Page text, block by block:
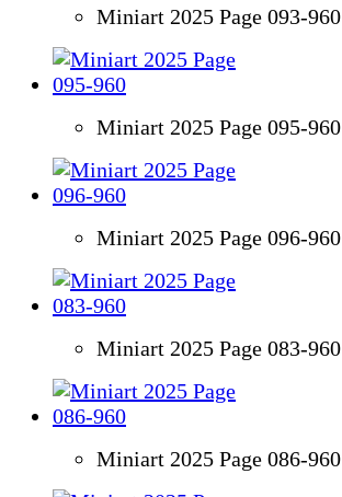
Miniart 2025 Page 093-960
Miniart 2025 Page 095-960
Miniart 2025 Page 096-960
Miniart 2025 Page 083-960
Miniart 2025 Page 086-960